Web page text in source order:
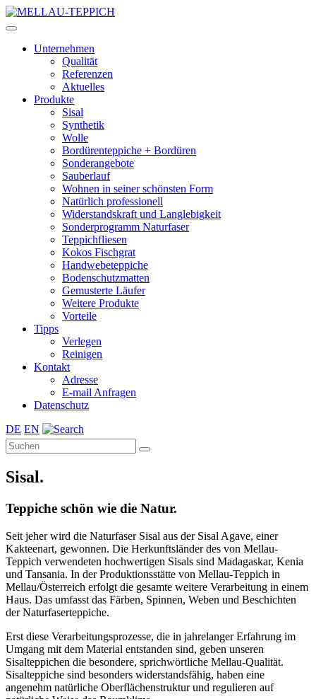
Unternehmen
Qualität
Referenzen
Aktuelles
Produkte
Sisal
Synthetik
Wolle
Bordürenteppiche + Bordüren
Sonderangebote
Sauberlauf
Wohnen in seiner schönsten Form
Natürlich professionell
Widerstandskraft und Langlebigkeit
Sonderprogramm Naturfaser
Teppichfliesen
Kokos Fischgrat
Handwebeteppiche
Bodenschutzmatten
Gemusterte Läufer
Weitere Produkte
Vorteile
Tipps
Verlegen
Reinigen
Kontakt
Adresse
E-mail Anfragen
Datenschutz
DE EN
Sisal.
Teppiche schön wie die Natur.
Seit jeher wird die Naturfaser Sisal aus der Sisal Agave, einer
Kakteenart, gewonnen. Die Herkunftsländer des von Mellau-
Teppich verwendeten hochwertigen Sisals sind Madagaskar, Kenia
und Tansania. In der Produktionsstätte von Mellau-Teppich in
Mellau/Österreich erfolgt die gesamte weitere Verarbeitung in einem
Haus. Das umfasst das Färben, Spinnen, Weben und Beschichten
der Naturfaserteppiche.
Erst diese Verarbeitungsprozesse, die in jahrelanger Erfahrung im
Umgang mit dem Material entstanden sind, geben unseren
Sisalteppichen die besondere, sprichwörtliche Mellau-Qualität.
Sisalteppiche sind besonders widerstandsfähig, haben eine
angenehm natürliche Oberflächenstruktur und regulieren auf